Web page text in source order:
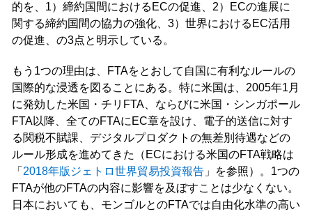
的を、1）締約国間におけるECの促進、2）ECの進展に
関する締約国間の協力の強化、3）世界におけるEC活用
の促進、の3点と明示している。
もう1つの理由は、FTAをとおして自国に有利なルールの
国際的な浸透を図ることにある。特に米国は、2005年1月
に発効した米国・チリFTA、ならびに米国・シンガポール
FTA以降、全てのFTAにEC章を設け、電子的送信に対す
る関税不賦課、デジタルプロダクトの無差別待遇などの
ルール形成を進めてきた（ECにおける米国のFTA戦略は
「 2018年版ジェトロ世界貿易投資報告」を参照）。1つの
FTAが他のFTAの内容に影響を及ぼすことは少なくない。
日本においても、モンゴルとのFTAでは自由化水準の高い